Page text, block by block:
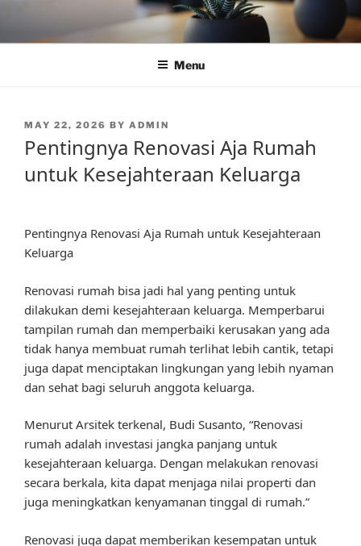
content
Menu
POSTED
MAY 22, 2026 BY ADMIN
Pentingnya Renovasi Aja Rumah
untuk Kesejahteraan Keluarga
Pentingnya Renovasi Aja Rumah untuk Kesejahteraan
Keluarga
Renovasi rumah bisa jadi hal yang penting untuk
dilakukan demi kesejahteraan keluarga. Memperbarui
tampilan rumah dan memperbaiki kerusakan yang ada
tidak hanya membuat rumah terlihat lebih cantik, tetapi
juga dapat menciptakan lingkungan yang lebih nyaman
dan sehat bagi seluruh anggota keluarga.
Menurut Arsitek terkenal, Budi Susanto, “Renovasi
rumah adalah investasi jangka panjang untuk
kesejahteraan keluarga. Dengan melakukan renovasi
secara berkala, kita dapat menjaga nilai properti dan
juga meningkatkan kenyamanan tinggal di rumah.”
Renovasi juga dapat memberikan kesempatan untuk